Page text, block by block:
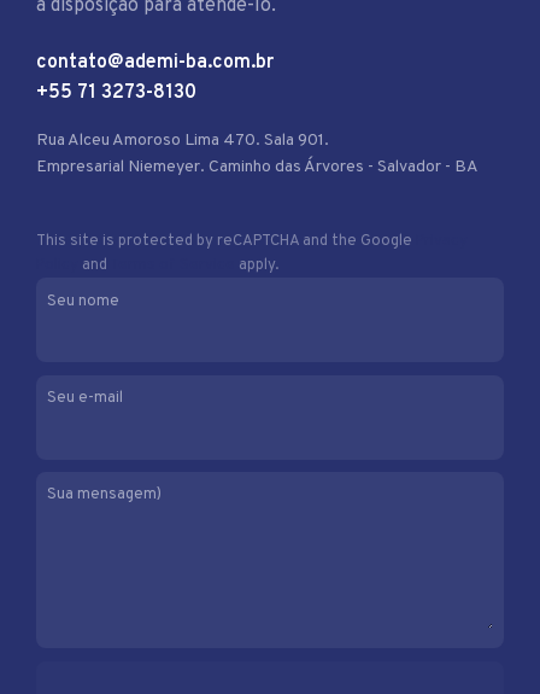
à disposição para atendê-lo.
contato@ademi-ba.com.br
+55 71 3273-8130
Rua Alceu Amoroso Lima 470. Sala 901.
Empresarial Niemeyer. Caminho das Árvores - Salvador - BA
This site is protected by reCAPTCHA and the Google
and
apply.
Seu nome
Seu e-mail
Sua mensagem)